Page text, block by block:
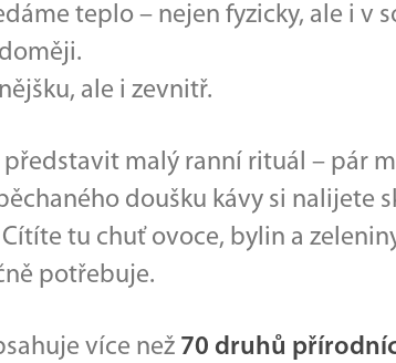
teplo – nejen fyzicky, ale i v
ale i zevnitř.
představit malý ranní rituál – pár
doušku kávy si nalijete
tu chuť ovoce, bylin a
potřebuje.
více než 70 druhů